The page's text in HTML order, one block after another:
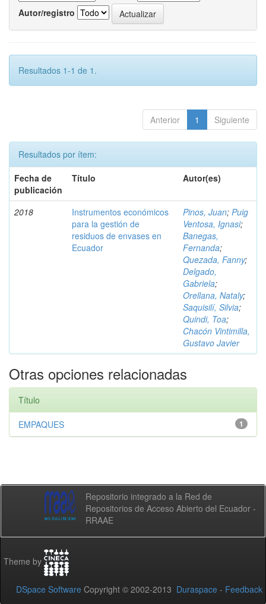
Autor/registro
Resultados 1-1 de 1.
Anterior 1 Siguiente
Resultados por ítem:
Fecha de
publicación
Título Autor(es)
2018
Instrumentos económicos
para la gestión de
residuos de envases en
Ecuador
Pinos, Juan; Puig
Ventosa, Ignasi;
Banegas,
Fernanda;
Quezada, Fanny;
Delgado,
Gabriela;
Orellana, Nataly;
Saquisilí, Silvia;
Quindi, Toa;
Chacón Vintimilla,
Gustavo Javier
Otras opciones relacionadas
Título
1
EMPAQUES
Repositorio integrado a la Red de
Repositorios de Acceso Abierto del Ecuador -
RRAAE
Theme by
DSpace Software Copyright © 2002-2013 Duraspace - Feedback